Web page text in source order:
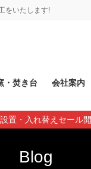
をいたします!
・焚き台 会社案内
置・入れ替えセール開
Blog